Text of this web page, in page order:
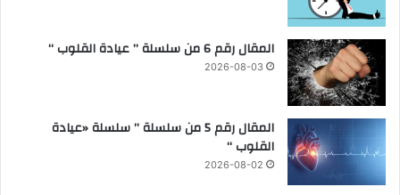
المقال رقم 6 من سلسلة ” عيادة القلوب “
2026-08-03
المقال رقم 5 من سلسلة ” سلسلة «عيادة
القلوب “
2026-08-02